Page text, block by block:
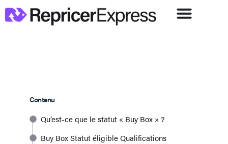
Contenu
Qu’est-ce que le statut « Buy Box » ?
Buy Box Statut éligible Qualifications